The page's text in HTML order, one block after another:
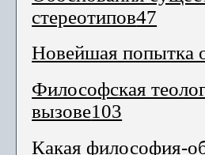
стереотипов47
Новейшая попытка
Философская
вызове103
Какая философия-